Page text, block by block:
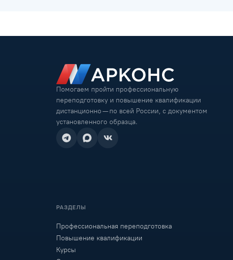
Помогаем пройти профессиональную
переподготовку и повышение квалификации
дистанционно — по всей России, с документом
установленного образца.
РАЗДЕЛЫ
Профессиональная переподготовка
Повышение квалификации
Курсы